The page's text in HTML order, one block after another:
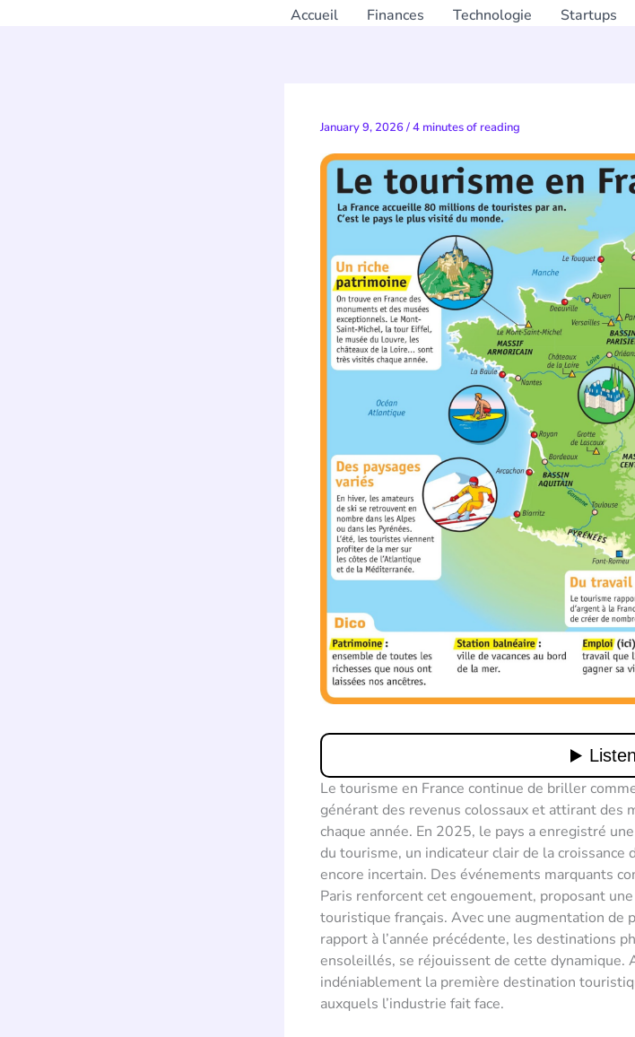
Accueil Finances Technologie Startups
January 9, 2026/4 minutes of reading
Le tourisme en France continue de briller
générant des revenus colossaux et attirant des
chaque année. En 2025, le pays a enregistré
du tourisme, un indicateur clair de la
encore incertain. Des événements marquants
Paris renforcent cet engouement, proposant
touristique français. Avec une augmentation de
rapport à l’année précédente, les destinations
ensoleillés, se réjouissent de cette dynamique.
indéniablement la première destination
auxquels l’industrie fait face.